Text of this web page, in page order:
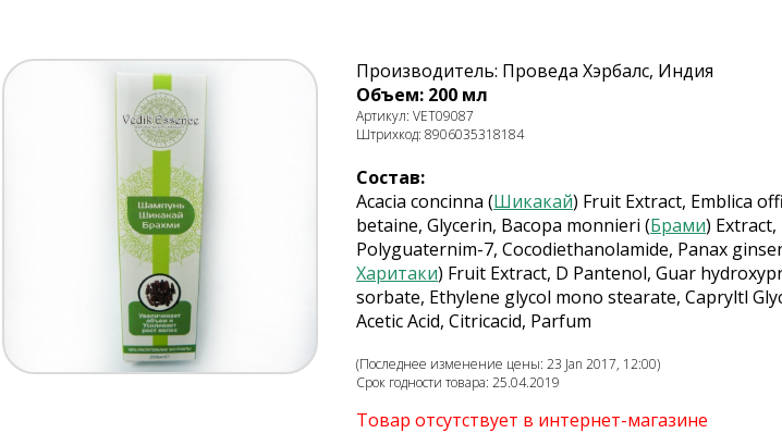
Производитель: Проведа Хэрбалс, Индия
Объем: 200 мл
Артикул: VET09087
Штрихкод: 8906035318184
Состав:
Acacia concinna (Шикакай) Fruit Extract, Emblica
betaine, Glycerin, Bacopa monnieri (Брами)
Polyguaternim-7, Cocodiethanolamide, Panax
Харитаки) Fruit Extract, D Pantenol, Guar
sorbate, Ethylene glycol mono stearate, Capryltl
Acetic Acid, Citricacid, Parfum
(Последнее изменение цены: 23 Jan 2017, 12:00)
Срок годности товара: 25.04.2019
Товар отсутствует в интернет-магазине